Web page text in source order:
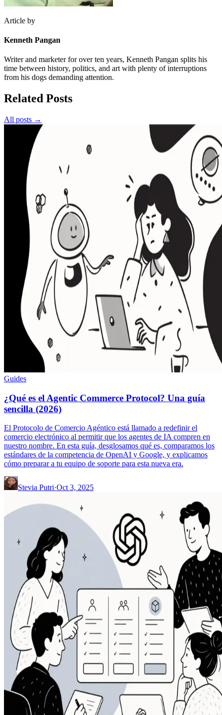
Article by
Kenneth Pangan
Writer and marketer for over ten years, Kenneth Pangan splits his
time between history, politics, and art with plenty of interruptions
from his dogs demanding attention.
Related Posts
All posts →
Guides
¿Qué es el Agentic Commerce Protocol? Una guía
sencilla (2026)
El Protocolo de Comercio Agéntico está llamado a redefinir el
comercio electrónico al permitir que los agentes de IA compren en
nuestro nombre. En esta guía, desglosamos qué es, comparamos los
estándares de la competencia de OpenAI y Google, y explicamos
cómo preparar a tu equipo de soporte para esta nueva era.
Stevia Putri·Oct 3, 2025